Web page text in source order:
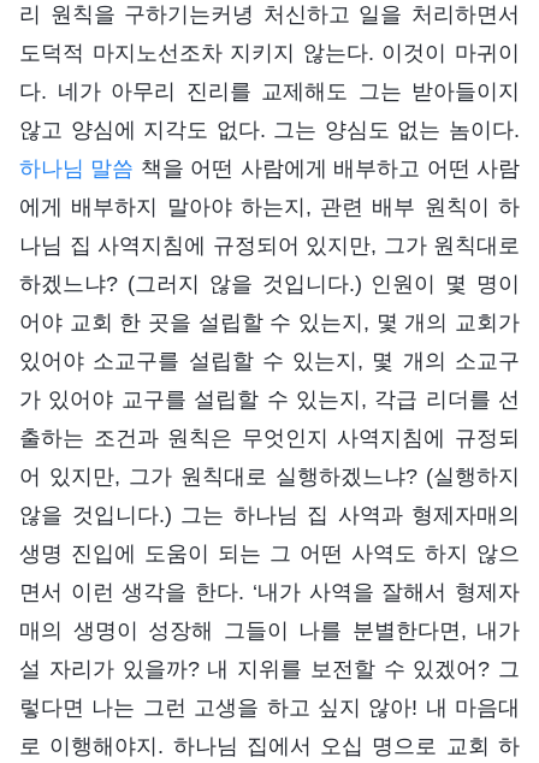
리 원칙을 구하기는커녕 처신하고 일을 처리하면서
도덕적 마지노선조차 지키지 않는다. 이것이 마귀이
다. 네가 아무리 진리를 교제해도 그는 받아들이지
않고 양심에 지각도 없다. 그는 양심도 없는 놈이다.
하나님 말씀 책을 어떤 사람에게 배부하고 어떤 사람
에게 배부하지 말아야 하는지, 관련 배부 원칙이 하
나님 집 사역지침에 규정되어 있지만, 그가 원칙대로
하겠느냐? (그러지 않을 것입니다.) 인원이 몇 명이
어야 교회 한 곳을 설립할 수 있는지, 몇 개의 교회가
있어야 소교구를 설립할 수 있는지, 몇 개의 소교구
가 있어야 교구를 설립할 수 있는지, 각급 리더를 선
출하는 조건과 원칙은 무엇인지 사역지침에 규정되
어 있지만, 그가 원칙대로 실행하겠느냐? (실행하지
않을 것입니다.) 그는 하나님 집 사역과 형제자매의
생명 진입에 도움이 되는 그 어떤 사역도 하지 않으
면서 이런 생각을 한다. ‘내가 사역을 잘해서 형제자
매의 생명이 성장해 그들이 나를 분별한다면, 내가
설 자리가 있을까? 내 지위를 보전할 수 있겠어? 그
렇다면 나는 그런 고생을 하고 싶지 않아! 내 마음대
로 이행해야지. 하나님 집에서 오십 명으로 교회 하